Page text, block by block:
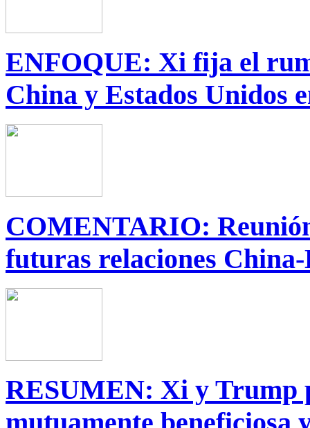
ENFOQUE: Xi fija el
China y Estados Unidos
COMENTARIO:
futuras relaciones
RESUMEN: Xi y Trump